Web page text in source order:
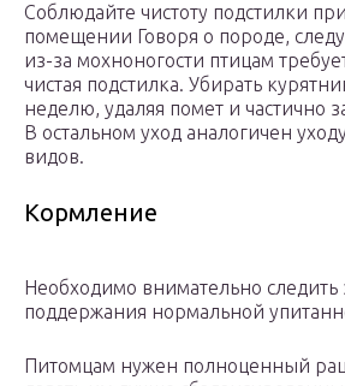
Соблюдайте чистоту подстилки
помещении Говоря о породе,
из-за мохноногости птицам
чистая подстилка. Убирать
неделю, удаляя помет и частично
В остальном уход аналогичен
видов.
Кормление
Необходимо внимательно следить
поддержания нормальной
Питомцам нужен полноценный